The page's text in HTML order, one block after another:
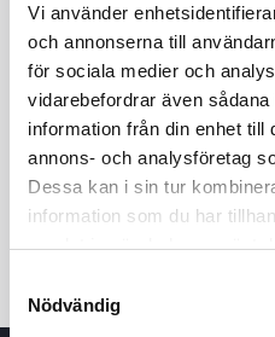
Vi använder
och annonserna till
för sociala medier och
vidarebefordrar även
information från din enhet till
annons- och analysföretag
Dessa kan i sin tur
information som du har
samlat in när du har använt
Nödvändig
24h 7d